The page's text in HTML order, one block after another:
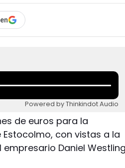
Powered by Thinkindot Audio
de euros para la
con vistas a la
Daniel